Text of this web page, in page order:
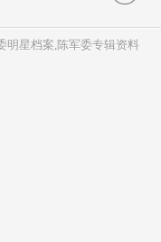
明星档案,陈军委专辑资料